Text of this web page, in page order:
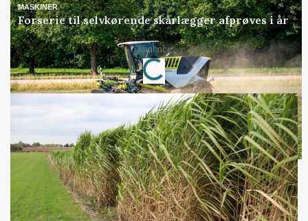
MASKINER
Forserie til selvkørende skårlægger afprøves i år
Annonce
Loading...